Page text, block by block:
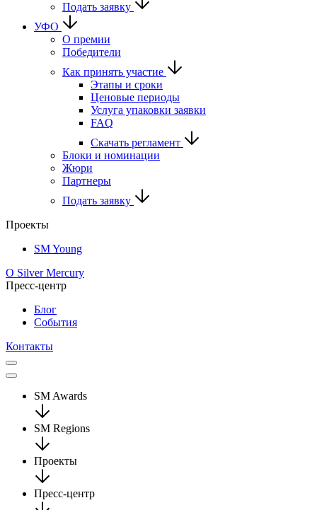
Подать заявку
УФО
О премии
Победители
Как принять участие
Этапы и сроки
Ценовые периоды
Услуга упаковки заявки
FAQ
Скачать регламент
Блоки и номинации
Жюри
Партнеры
Подать заявку
Проекты
SM Young
О Silver Mercury
Пресс-центр
Блог
События
Контакты
SM Awards
SM Regions
Проекты
Пресс-центр